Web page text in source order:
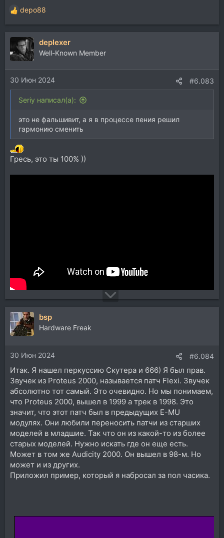
Р
е
а
ц
и
и
:
depo88
deplexer
Well-Known Member
30 Июн 2024 #6.083
Seriy написал(а):
это не фальшивит, а я в процессе пения решил
гармонию сменить
Гресь, это ты 100% ))
bsp
Hardware Freak
30 Июн 2024 #6.084
Итак. Я нашел перкуссию Скутера и 666) Я был прав.
Звучек из Proteus 2000, называется патч Flexi. Звучек
абсолютно тот самый. Это очевидно. Но мы понимаем,
что Proteus 2000, вышел в 1999 а трек в 1998. Это
значит, что этот патч был в предыдущих E-MU
модулях. Они любили переносить патчи из старших
моделей в младшие. Так что он из какой-то из более
старых моделей. Нужно искать где он еще есть.
Может в том же Audicity 2000. Он вышел в 98-м. Но
может и из других.
Приложил пример, который я набросал за пол часика.